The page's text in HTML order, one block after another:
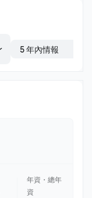
年資・總年
資